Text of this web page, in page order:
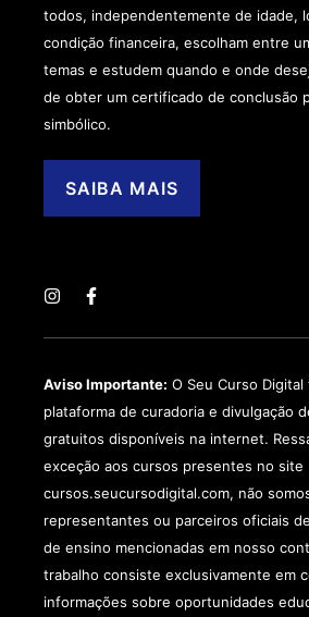
todos, independentemente de idade,
condição financeira, escolham entre
temas e estudem quando e onde
de obter um certificado de conclusão
simbólico.
SAIBA MAIS
Aviso Importante: O Seu Curso
plataforma de curadoria e divulgação
gratuitos disponíveis na internet.
exceção aos cursos presentes no site
cursos.seucursodigital.com, não
representantes ou parceiros oficiais
de ensino mencionadas em nosso
trabalho consiste exclusivamente em
informações sobre oportunidades